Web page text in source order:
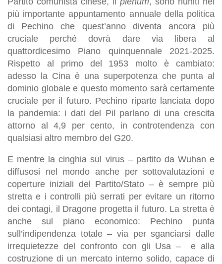
più importante appuntamento annuale della politica
di Pechino che quest’anno diventa ancora più
cruciale perché dovrà dare via libera al
quattordicesimo Piano quinquennale 2021-2025.
Rispetto al primo del 1953 molto è cambiato:
adesso la Cina è una superpotenza che punta al
dominio globale e questo momento sarà certamente
cruciale per il futuro. Pechino riparte lanciata dopo
la pandemia: i dati del Pil parlano di una crescita
attorno al 4,9 per cento, in controtendenza con
qualsiasi altro membro del G20.
E mentre la cinghia sul virus – partito da Wuhan e
diffusosi nel mondo anche per sottovalutazioni e
coperture iniziali del Partito/Stato – è sempre più
stretta e i controlli più serrati per evitare un ritorno
dei contagi, il Dragone progetta il futuro. La stretta è
anche sul piano economico: Pechino punta
sull’indipendenza totale – via per sganciarsi dalle
irrequietezze del confronto con gli Usa – e alla
costruzione di un mercato interno solido, capace di